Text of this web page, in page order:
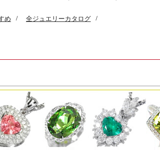
め / 全ジュエリーカタログ /